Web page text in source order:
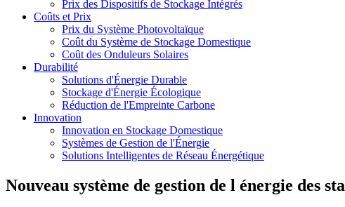
Prix des Dispositifs de Stockage Intégrés
Coûts et Prix
Prix du Système Photovoltaïque
Coût du Système de Stockage Domestique
Coût des Onduleurs Solaires
Durabilité
Solutions d'Énergie Durable
Stockage d'Énergie Écologique
Réduction de l'Empreinte Carbone
Innovation
Innovation en Stockage Domestique
Systèmes de Gestion de l'Énergie
Solutions Intelligentes de Réseau Énergétique
Nouveau système de gestion de l énergie des